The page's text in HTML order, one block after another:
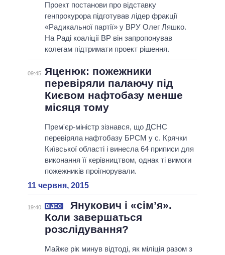
Проект постанови про відставку
генпрокурора підготував лідер фракції
«Радикальної партії» у ВРУ Олег Ляшко.
На Раді коаліції ВР він запропонував
колегам підтримати проект рішення.
09:45
Яценюк: пожежники
перевіряли палаючу під
Києвом нафтобазу менше
місяця тому
Прем'єр-міністр зізнався, що ДСНС
перевіряла нафтобазу БРСМ у с. Крячки
Київської області і винесла 64 приписи для
виконання її керівництвом, однак ті вимоги
пожежників проігнорували.
11 червня, 2015
19:40 ВІДЕО
Янукович і «сім’я».
Коли завершаться
розслідування?
Майже рік минув відтоді, як міліція разом з